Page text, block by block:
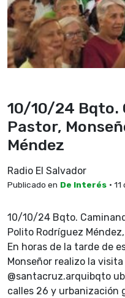
10/10/24 Bqto.
Pastor,
Méndez
Radio El Salvador
Publicado en De Interés •
10/10/24 Bqto.
Polito Rodríguez
En horas de la tarde de
Monseñor realizo la
@santacruz.arquibqto
calles 26 y urbanización